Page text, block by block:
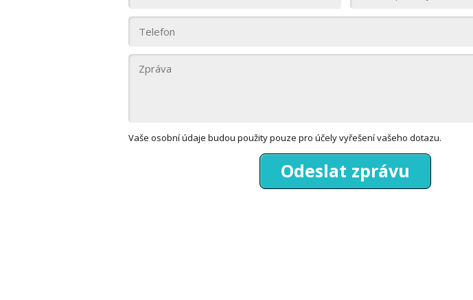
Vaše osobní údaje budou použity pouze pro účely vyřešení vašeho dotazu.
Odeslat zprávu